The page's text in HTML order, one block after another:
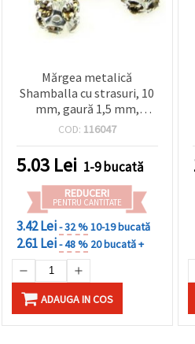
Mărgea metalică
Shamballa cu strasuri, 10
mm, gaură 1,5 mm,
culoare auriu șampanie
COD: 116047
5.03 Lei 1-9 bucată
REDUCERI
PENTRU CANTITATE
3.42 Lei- 32 %10-19 bucată
2.61 Lei- 48 % 20 bucată +
ADAUGA IN COS